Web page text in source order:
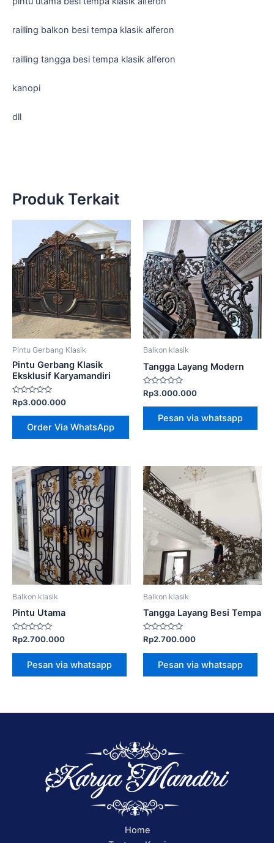
railling balkon besi tempa klasik alferon
railling tangga besi tempa klasik alferon
kanopi
dll
Produk Terkait
Pintu Gerbang Klasik
Pintu Gerbang Klasik
Eksklusif Karyamandiri
Dinilai
0
dari
Rp3.000.000
Order Via WhatsApp
Balkon klasik
Tangga Layang Modern
Dinilai
0
dari
Rp3.000.000
Pesan via whatsapp
Balkon klasik
Pintu Utama
Dinilai
dari
Rp2.700.000
Pesan via whatsapp
Balkon klasik
Tangga Layang Besi Tempa
Dinilai
dari
Rp2.700.000
Pesan via whatsapp
Home